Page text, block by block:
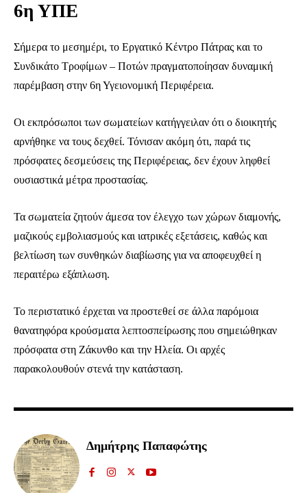
Ενταχθείτε στην κοινότητα των
συζήτησης.
Για να εγγραφείτε, απλά εισάγετε τη διεύθυνση email σας στην ιστοσελίδα
μας ή πατάτε το κουμπί Εγγραφή. Μην ανησυχείτε, τα στοιχεία σας είναι
ασφαλή σε εμάς.
ΕΓΓΡΑΦΉ
Έχω διαβάσει και αποδέχομαι την
6η ΥΠΕ
Σήμερα το μεσημέρι, το Εργατικό Κέντρο Πάτρας και το
Συνδικάτο Τροφίμων – Ποτών πραγματοποίησαν δυναμική
παρέμβαση στην 6η Υγειονομική Περιφέρεια.
Οι εκπρόσωποι των σωματείων κατήγγειλαν ότι ο διοικητής
αρνήθηκε να τους δεχθεί. Τόνισαν ακόμη ότι, παρά τις
πρόσφατες δεσμεύσεις της Περιφέρειας, δεν έχουν ληφθεί
ουσιαστικά μέτρα προστασίας.
Τα σωματεία ζητούν άμεσα τον έλεγχο των χώρων διαμονής,
μαζικούς εμβολιασμούς και ιατρικές εξετάσεις, καθώς και
βελτίωση των συνθηκών διαβίωσης για να αποφευχθεί η
περαιτέρω εξάπλωση.
Το περιστατικό έρχεται να προστεθεί σε άλλα παρόμοια
θανατηφόρα κρούσματα λεπτοσπείρωσης που σημειώθηκαν
πρόσφατα στη Ζάκυνθο και την Ηλεία. Οι αρχές
παρακολουθούν στενά την κατάσταση.
Δημήτρης Παπαφώτης